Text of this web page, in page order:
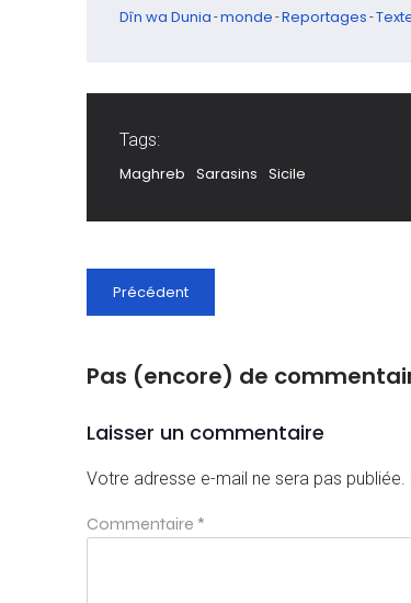
Dîn wa Dunia -monde -Reportages -
Tags:
Maghreb Sarasins Sicile
Précédent
Pas (encore) de
Laisser un commentaire
Votre adresse e-mail ne sera pas publiée.
Commentaire *